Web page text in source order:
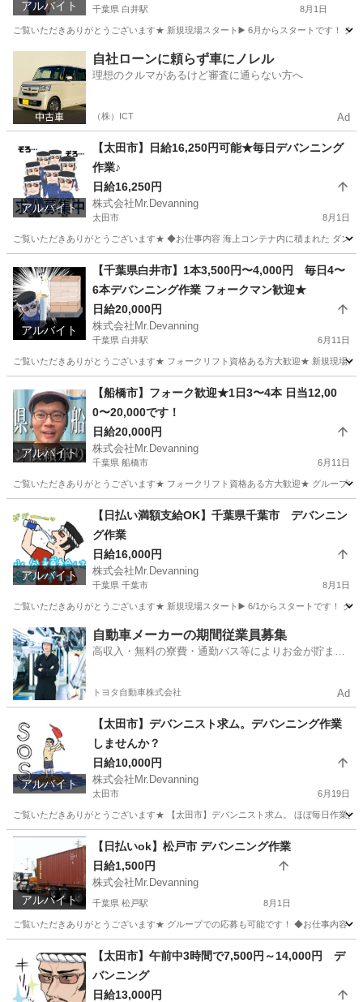
アルバイト 千葉県 白井駅 8月1日
ご覧いただきありがとうございます★ 新規現場スタート▶️ 6月からスタートです！ グ
白井駅 物流 デバンニング
自社ローンに頼らず車にノレル
理想のクルマがあるけど審査に通らない方へ
（株）ICT Ad
アルバイト
【太田市】日給16,250円可能★毎日デバンニング
作業♪
日給16,250円
株式会社Mr.Devanning
太田市 8月1日
ご覧いただきありがとうございます★ ◆お仕事内容 海上コンテナ内に積まれた ダン
引越し デバンニング
アルバイト
【千葉県白井市】1本3,500円〜4,000円 毎日4〜
6本デバンニング作業 フォークマン歓迎★
日給20,000円
株式会社Mr.Devanning
千葉県 白井駅 6月11日
ご覧いただきありがとうございます★ フォークリフト資格ある方大歓迎★ 新規現場
白井駅 デバンニング
アルバイト
【船橋市】フォーク歓迎★1日3〜4本 日当12,00
0〜20,000です！
日給20,000円
株式会社Mr.Devanning
千葉県 船橋市 6月11日
ご覧いただきありがとうございます★ フォークリフト資格ある方大歓迎★ グループ
物流 時給
アルバイト
【日払い満額支給OK】千葉県千葉市 デバンニン
グ作業
日給16,000円
株式会社Mr.Devanning
千葉県 千葉市 8月1日
ご覧いただきありがとうございます★ 新規現場スタート▶️ 6/1からスタートです！ グ
千葉 千葉市 物流 デバンニング
自動車メーカーの期間従業員募集
高収入・無料の寮費・通勤バス等によりお金が貯まり
トヨタ自動車株式会社 Ad
アルバイト
【太田市】デバンニスト求ム。デバンニング作業
しませんか？
日給10,000円
株式会社Mr.Devanning
太田市 6月19日
ご覧いただきありがとうございます★ 【太田市】デバンニスト求ム。 ほぼ毎日作業
群馬 太田市 倉庫 フリーランス
アルバイト
【日払いok】松戸市 デバンニング作業
日給1,500円
株式会社Mr.Devanning
千葉県 松戸駅 8月1日
ご覧いただきありがとうございます★ グループでの応募も可能です！ ◆お仕事内容
松戸駅 倉庫 デバンニング
【太田市】午前中3時間で7,500円～14,000円 デ
バンニング
日給13,000円